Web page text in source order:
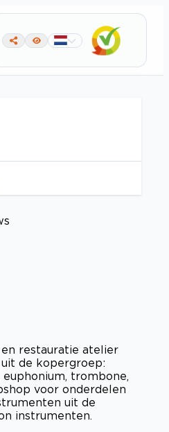
restauratie atelier
de kopergroep:
trombone,
voor onderdelen
uit de
instrumenten.